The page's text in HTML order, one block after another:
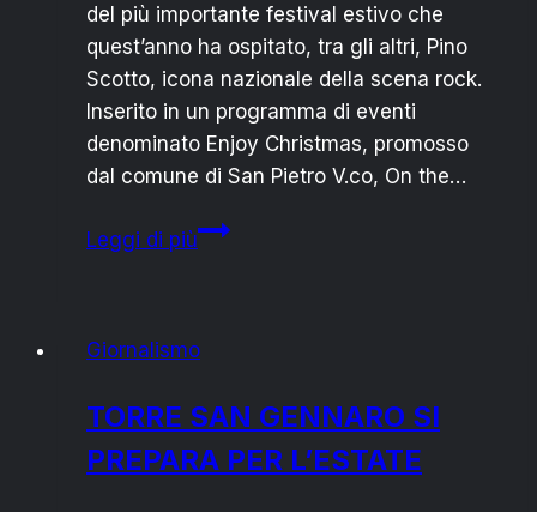
del più importante festival estivo che
quest’anno ha ospitato, tra gli altri, Pino
Scotto, icona nazionale della scena rock.
Inserito in un programma di eventi
denominato Enjoy Christmas, promosso
dal comune di San Pietro V.co, On the…
Leggi di piùSAN
R-
MUSIC
FESTIVAL
Giornalismo
TORRE SAN GENNARO SI
PREPARA PER L’ESTATE